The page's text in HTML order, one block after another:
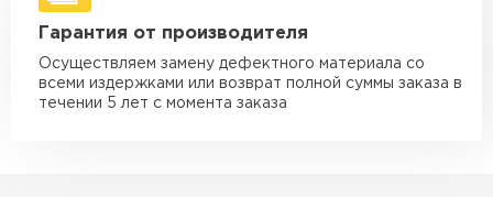
Манипулятор до 10 тн
макс. длина груза 10 м
Манипулятор до 15 тн
Гарантия от производителя
Осуществляем замену дефектного материала со
всеми издержками или возврат полной суммы заказа в
течении 5 лет с момента заказа